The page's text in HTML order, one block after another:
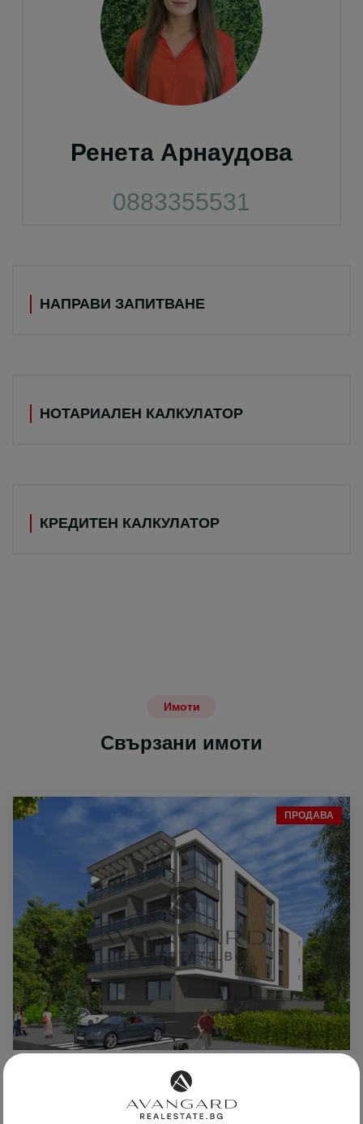
Ренета Арнаудова
0883355531
КРЕДИТЕН КАЛКУЛАТОР
НОТАРИАЛЕН КАЛКУЛАТОР
НАПРАВИ ЗАПИТВАНЕ
Имоти
Свързани имоти
ПРОДАВА
204969.03 лв
1953.87 лв